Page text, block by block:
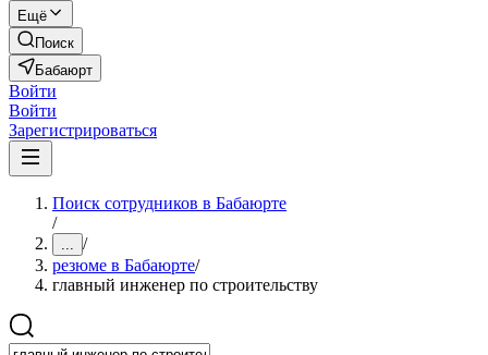
Ещё
Поиск
Бабаюрт
Войти
Войти
Зарегистрироваться
Поиск сотрудников в Бабаюрте
/
... /
резюме в Бабаюрте/
главный инженер по строительству